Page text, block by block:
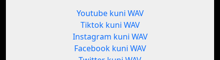
Youtube kuni WAV
Tiktok kuni WAV
Instagram kuni WAV
Facebook kuni WAV